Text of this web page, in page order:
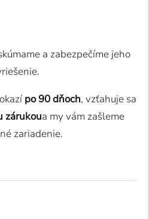
a zabezpečíme jeho
po 90 dňoch, vzťahuje sa
zárukoua my vám zašleme
zariadenie.